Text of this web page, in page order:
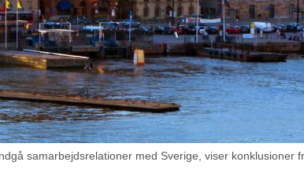
samarbejdsrelationer med Sverige, viser konklusioner